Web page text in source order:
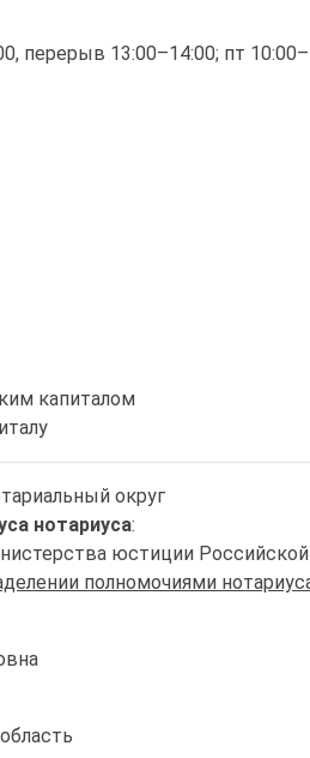
перерыв 13:00–14:00; пт
капиталом
округ
нотариуса:
юстиции
полномочиями